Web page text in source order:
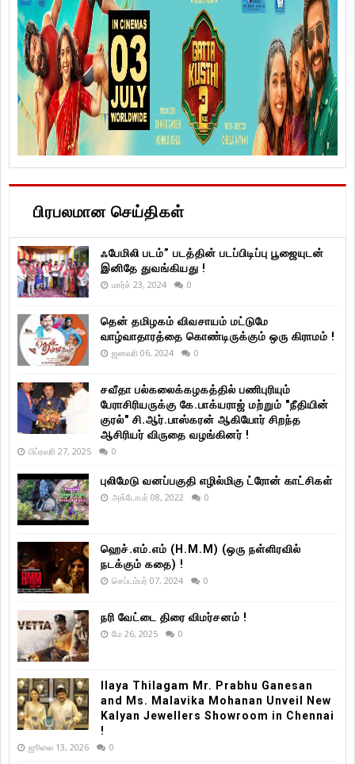
பிரபலமான செய்திகள்
ஃபேமிலி படம்” படத்தின் படப்பிடிப்பு பூஜையுடன்
இனிதே துவங்கியது !
மார்ச் 23, 2024 0
தென் தமிழகம் விவசாயம் மட்டுமே
வாழ்வாதாரத்தை கொண்டிருக்கும் ஒரு கிராமம் !
ஜனவரி 06, 2024 0
சவீதா பல்கலைக்கழகத்தில் பணிபுரியும்
பேராசிரியருக்கு கே.பாக்யராஜ் மற்றும் "நீதியின்
குரல்" சி.ஆர்.பாஸ்கரன் ஆகியோர் சிறந்த
ஆசிரியர் விருதை வழங்கினர் !
பிப்ரவரி 27, 2025 0
புலிமேடு வனப்பகுதி எழில்மிகு ட்ரோன் காட்சிகள்
அக்டோபர் 08, 2022 0
ஹெச்.எம்.எம் (H.M.M) (ஒரு நள்ளிரவில்
நடக்கும் கதை) !
செப்டம்பர் 07, 2024 0
நரி வேட்டை திரை விமர்சனம் !
மே 26, 2025 0
Ilaya Thilagam Mr. Prabhu Ganesan
and Ms. Malavika Mohanan Unveil New
Kalyan Jewellers Showroom in Chennai
!
ஜூலை 13, 2026 0